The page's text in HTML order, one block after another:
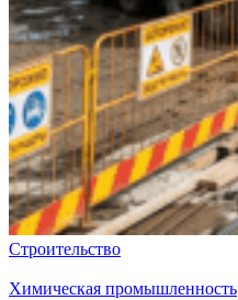
Строительство
Химическая промышленность